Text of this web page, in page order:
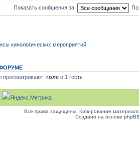
Показать сообщения за:
кинологических мероприятий
просматривают: голси 1 гость
Все права защищены. Копирование
Создано на основе